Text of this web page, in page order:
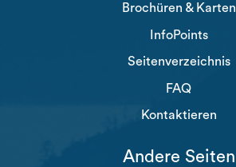
Brochüren & Karten
InfoPoints
Seitenverzeichnis
FAQ
Kontaktieren
Andere Seiten